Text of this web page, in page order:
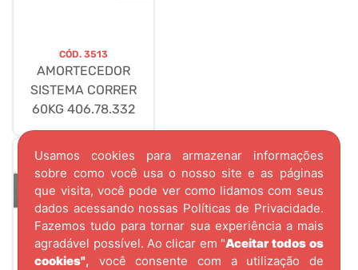
Usamos cookies para armazenar informações
sobre como você usa o nosso site e as páginas
que visita, você pode ver como lidamos com seus
dados acessando nossas Políticas de Privacidade.
Fazemos tudo para tornar sua experiência a mais
agradável possível. Ao clicar em "Aceitar todos os
cookies", você consente com a utilização de
CÓD. 3513
AMORTECEDOR
SISTEMA CORRER
60KG 406.78.332